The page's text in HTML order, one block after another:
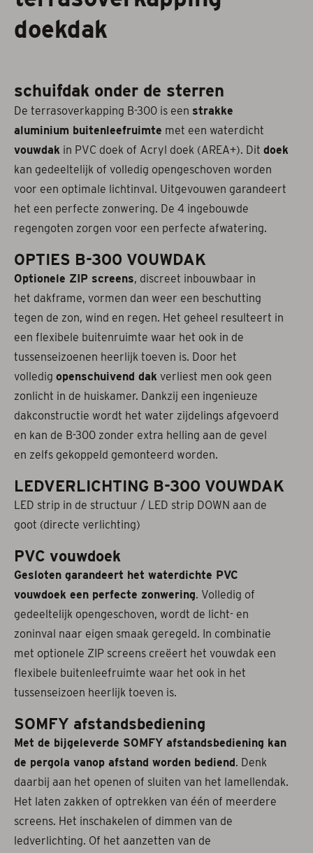
Projectzonwering
Acties
Afspraak maken
Contact
doekdak
schuifdak onder de sterren
De terrasoverkapping B-300 is een strakke
aluminium buitenleefruimte met een waterdicht
vouwdak in PVC doek of Acryl doek (AREA+). Dit doek
kan gedeeltelijk of volledig opengeschoven worden
voor een optimale lichtinval. Uitgevouwen garandeert
het een perfecte zonwering. De 4 ingebouwde
regengoten zorgen voor een perfecte afwatering.
OPTIES B-300 VOUWDAK
Optionele ZIP screens, discreet inbouwbaar in
het dakframe, vormen dan weer een beschutting
tegen de zon, wind en regen. Het geheel resulteert in
een flexibele buitenruimte waar het ook in de
tussenseizoenen heerlijk toeven is. Door het
volledig openschuivend dak verliest men ook geen
zonlicht in de huiskamer. Dankzij een ingenieuze
dakconstructie wordt het water zijdelings afgevoerd
en kan de B-300 zonder extra helling aan de gevel
en zelfs gekoppeld gemonteerd worden.
LEDVERLICHTING B-300 VOUWDAK
LED strip in de structuur / LED strip DOWN aan de
goot (directe verlichting)
PVC vouwdoek
Gesloten garandeert het waterdichte PVC
vouwdoek een perfecte zonwering. Volledig of
gedeeltelijk opengeschoven, wordt de licht- en
zoninval naar eigen smaak geregeld. In combinatie
met optionele ZIP screens creëert het vouwdak een
flexibele buitenleefruimte waar het ook in het
tussenseizoen heerlijk toeven is.
SOMFY afstandsbediening
Met de bijgeleverde SOMFY afstandsbediening kan
de pergola vanop afstand worden bediend. Denk
daarbij aan het openen of sluiten van het lamellendak.
Het laten zakken of optrekken van één of meerdere
screens. Het inschakelen of dimmen van de
ledverlichting. Of het aanzetten van de